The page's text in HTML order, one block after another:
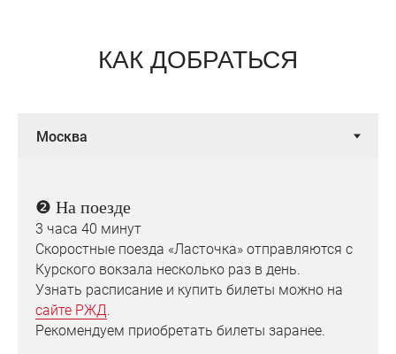
КАК ДОБРАТЬСЯ
❷ На поезде
3 часа 40 минут
Скоростные поезда «Ласточка» отправляются с
Курского вокзала несколько раз в день.
Узнать расписание и купить билеты можно на
сайте РЖД.
Рекомендуем приобретать билеты заранее.